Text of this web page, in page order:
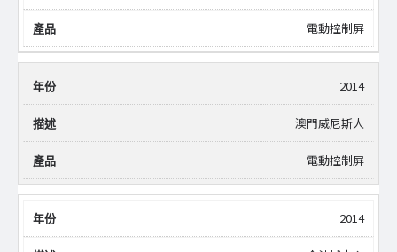
電動控制屏
2014
澳門威尼斯人
電動控制屏
2014